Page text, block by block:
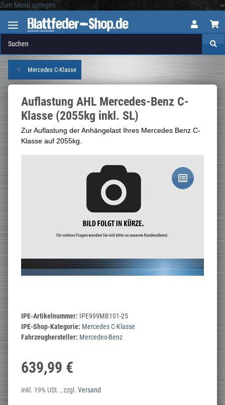
Zum Menü springen
Mercedes C-Klasse
Auflastung AHL Mercedes-Benz C-
Klasse (2055kg inkl. SL)
Zur Auflastung der Anhängelast Ihres Mercedes Benz C-
Klasse auf 2055kg.
IPE-Artikelnummer: IPE999MB101-25
IPE-Shop-Kategorie: Mercedes C-Klasse
Fahrzeughersteller: Mercedes-Benz
639,99 €
inkl. 19% USt. , zzgl. Versand